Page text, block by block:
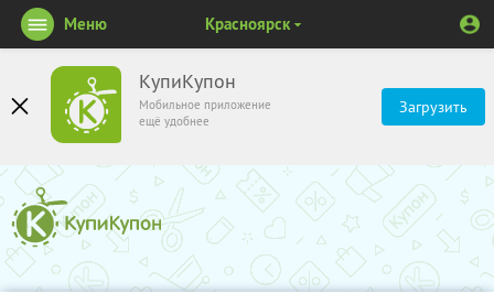
КупиКупон
Мобильное приложение
ещё удобнее
Загрузить
Меню Красноярск